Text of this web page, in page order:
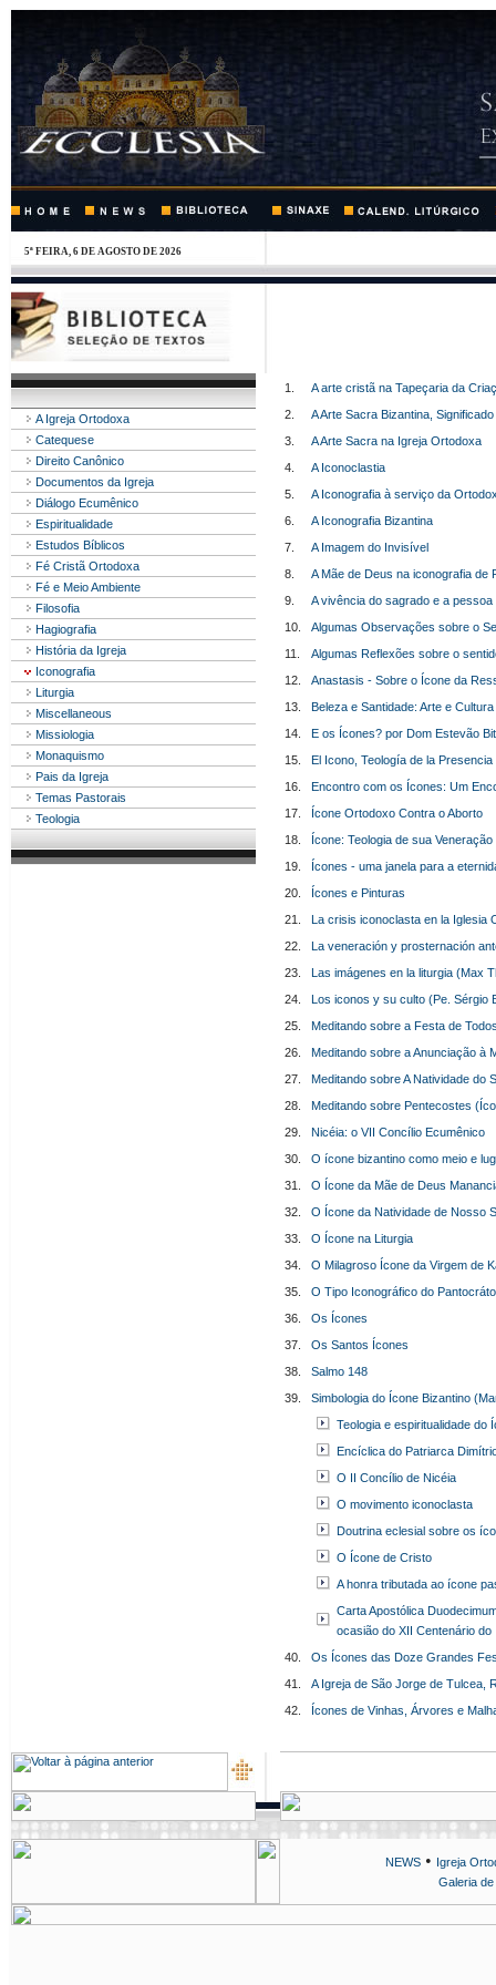
5ª FEIRA, 6 DE AGOSTO DE 2026
A Igreja Ortodoxa
Catequese
Direito Canônico
Documentos da Igreja
Diálogo Ecumênico
Espiritualidade
Estudos Bíblicos
Fé Cristã Ortodoxa
Fé e Meio Ambiente
Filosofia
Hagiografia
História da Igreja
Iconografia
Liturgia
Miscellaneous
Missiologia
Monaquismo
Pais da Igreja
Temas Pastorais
Teologia
1.
A arte cristã na Tapeçaria da
2.
A Arte Sacra Bizantina,
3.
A Arte Sacra na Igreja Ortodoxa
4.
A Iconoclastia
5.
A Iconografia à serviço da
6.
A Iconografia Bizantina
7.
A Imagem do Invisível
8.
A Mãe de Deus na iconografia de
9.
A vivência do sagrado e a pessoa
10.
Algumas Observações sobre o
11.
Algumas Reflexões sobre o
12.
Anastasis - Sobre o Ícone da
13.
Beleza e Santidade: Arte e
14.
E os Ícones? por Dom Estevão
15.
El Icono, Teología de la
16.
Encontro com os Ícones: Um
17.
Ícone Ortodoxo Contra o Aborto
18.
Ícone: Teologia de sua Veneração
19.
Ícones - uma janela para a
20.
Ícones e Pinturas
21.
La crisis iconoclasta en la Iglesia
22.
La veneración y prosternación
23.
Las imágenes en la liturgia (Max
24.
Los iconos y su culto (Pe. Sérgio
25.
Meditando sobre a Festa de
26.
Meditando sobre a Anunciação à
27.
Meditando sobre A Natividade do
28.
Meditando sobre Pentecostes
29.
Nicéia: o VII Concílio Ecumênico
30.
O ícone bizantino como meio e
31.
O Ícone da Mãe de Deus
32.
O Ícone da Natividade de Nosso
33.
O Ícone na Liturgia
34.
O Milagroso Ícone da Virgem de
35.
O Tipo Iconográfico do
36.
Os Ícones
37.
Os Santos Ícones
38.
Salmo 148
39.
Simbologia do Ícone Bizantino
Teologia e espiritualidade do
Encíclica do Patriarca
O II Concílio de Nicéia
O movimento iconoclasta
Doutrina eclesial sobre os
O Ícone de Cristo
A honra tributada ao ícone
Carta Apostólica
ocasião do XII Centenário do
40.
Os Ícones das Doze Grandes
41.
A Igreja de São Jorge de Tulcea,
42.
Ícones de Vinhas, Árvores e
NEWS• Igreja
Galeria